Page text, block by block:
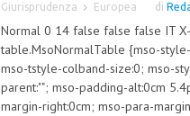
Giurisprudenza Europea di
Normal 0 14 false false false IT
table.MsoNormalTable {mso-
mso-tstyle-colband-size:0; mso-
parent:""; mso-padding-alt:0cm
margin-right:0cm; mso-para-